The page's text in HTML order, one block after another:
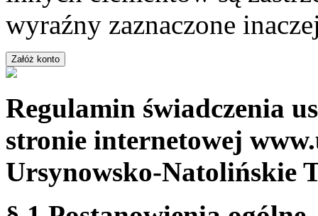
wyraźny zaznaczone
Regulamin świadczenia
stronie internetowej
Ursynowsko-Natolińskie